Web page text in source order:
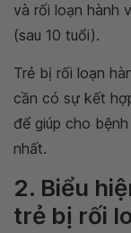
và rối loạn hành
(sau 10 tuổi).
Trẻ bị rối loạn
cần có sự kết
để giúp cho
nhất.
2. Biểu
trẻ bị rối